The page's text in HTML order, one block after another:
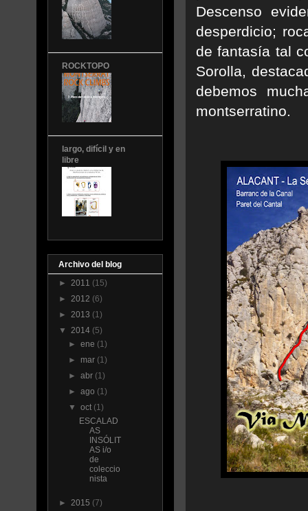
Descenso
desperdicio;
de fantasía tal
Sorolla,
debemos
montserratino.
ROCKTOPO
largo, difícil y en
libre
Archivo del blog
► 2011 (15)
► 2012 (6)
► 2013 (1)
▼ 2014 (5)
►ene (1)
► mar (1)
►abr (1)
►ago (1)
▼oct (1)
ESCALAD
AS
INSÓLIT
AS i/o
de
coleccio
nista
► 2015 (7)